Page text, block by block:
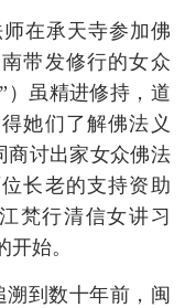
在承天寺参加佛
带发修行的女众
）虽精进修持，道
她们了解佛法义
商讨出家女众佛法
长老的支持资助
梵行清信女讲习
始。
溯到数十年前，闽